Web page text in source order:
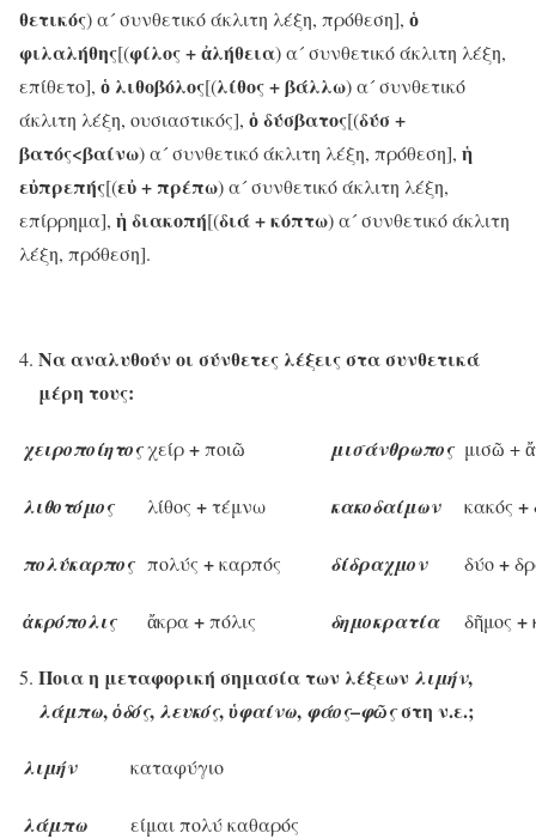
θετικός) α´ συνθετικό άκλιτη λέξη, πρόθεση], ὁ
φιλαλήθης[(φίλος + ἀλήθεια) α´ συνθετικό άκλιτη λέξη,
επίθετο], ὁ λιθοβόλος[(λίθος + βάλλω) α´ συνθετικό
άκλιτη λέξη, ουσιαστικός], ὁ δύσβατος[(δύσ +
βατός<βαίνω) α´ συνθετικό άκλιτη λέξη, πρόθεση], ἡ
εὐπρεπής[(εὐ + πρέπω) α´ συνθετικό άκλιτη λέξη,
επίρρημα], ἡ διακοπή[(διά + κόπτω) α´ συνθετικό άκλιτη
λέξη, πρόθεση].
Να αναλυθούν οι σύνθετες λέξεις στα συνθετικά
μέρη τους:
χειροποίητοςχείρ+ποιῶ μισάνθρωπος μισῶ +
λιθοτόμος λίθος +τέμνω κακοδαίμων κακός +
πολύκαρπος πολύς +καρπός δίδραχμον δύο+
ἀκρόπολις ἄκρα+πόλις δημοκρατία δῆμος +
Ποια η μεταφορική σημασία των λέξεων λιμήν,
λάμπω,ὁδός, λευκός,ὑφαίνω, φάος–φῶςστη ν.ε.;
λιμήν καταφύγιο
λάμπω είμαι πολύ καθαρός